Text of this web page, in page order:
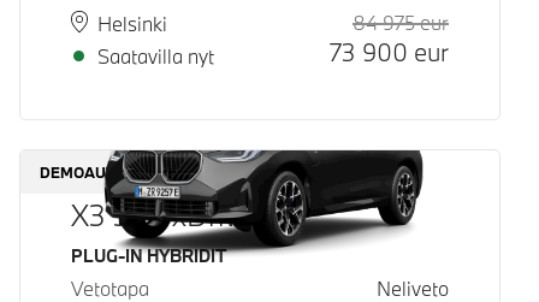
Paikkakunta
Helsinki
Toimitusaika
Saatavilla nyt
84 975eurHinta
73 900 eur
DEMOAUTO
X3 30e xDrive
Käyttövoima
PLUG-IN HYBRIDIT
Vetotapa
Neliveto